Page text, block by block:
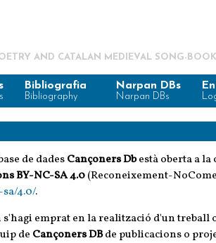
AND CATALAN MEDIEVAL SONG-
Bibliografia
Bibliography
Narpan DBs
Narpan DBs
de dadesCançoners Dbestà oberta a la
BY-NC-SA 4.0(Reconeixement-
4.0/.
emprat en la realització d'un treball
de Cançoners DBde publicacions o